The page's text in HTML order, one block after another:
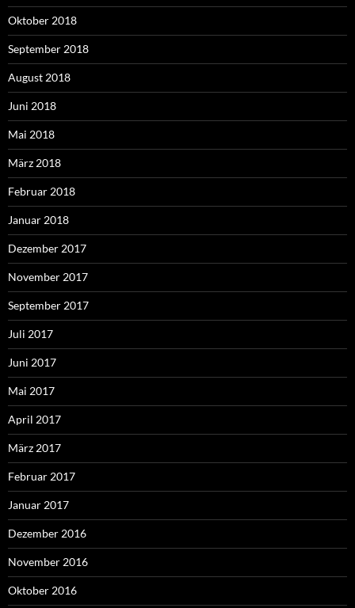
Oktober 2018
September 2018
August 2018
Juni 2018
Mai 2018
März 2018
Februar 2018
Januar 2018
Dezember 2017
November 2017
September 2017
Juli 2017
Juni 2017
Mai 2017
April 2017
März 2017
Februar 2017
Januar 2017
Dezember 2016
November 2016
Oktober 2016